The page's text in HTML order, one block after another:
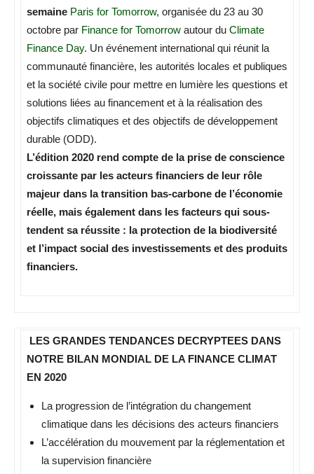
semaine Paris for Tomorrow, organisée du 23 au 30
octobre par Finance for Tomorrow autour du Climate
Finance Day. Un événement international qui réunit la
communauté financière, les autorités locales et publiques
et la société civile pour mettre en lumière les questions et
solutions liées au financement et à la réalisation des
objectifs climatiques et des objectifs de développement
durable (ODD).
L’édition 2020 rend compte de la prise de conscience
croissante par les acteurs financiers de leur rôle
majeur dans la transition bas-carbone de l’économie
réelle, mais également dans les facteurs qui sous-
tendent sa réussite : la protection de la biodiversité
et l’impact social des investissements et des produits
financiers.
LES GRANDES TENDANCES DECRYPTEES DANS
NOTRE BILAN MONDIAL DE LA FINANCE CLIMAT
EN 2020
La progression de l’intégration du changement
climatique dans les décisions des acteurs financiers
L’accélération du mouvement par la réglementation et
la supervision financière